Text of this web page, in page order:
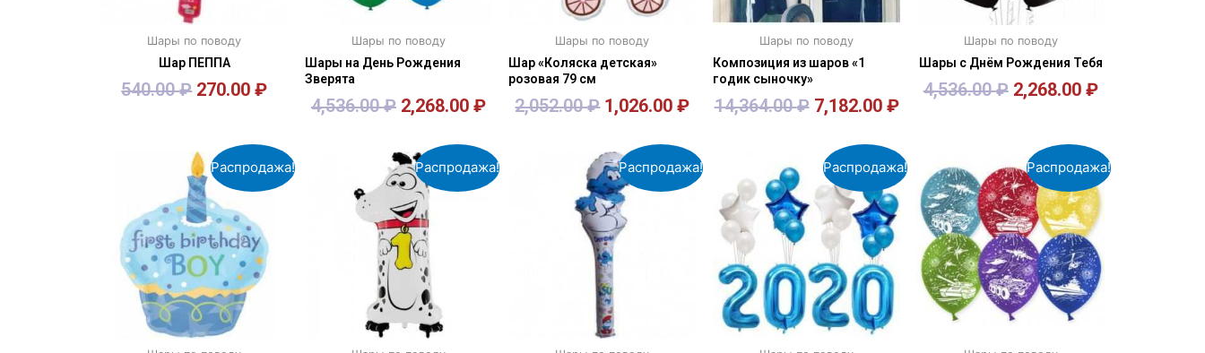
Шары по поводу
Шар ПЕППА
540.00₽ 270.00₽
Шары по поводу
Шары на День Рождения
Зверята
4,536.00₽ 2,268.00 ₽
Шары по поводу
Шар «Коляска детская»
розовая 79 см
2,052.00₽ 1,026.00₽
Шары по поводу
Композиция из шаров «1
годик сыночку»
14,364.00₽ 7,182.00 ₽
Шары по поводу
Шары с Днём Рождения Тебя
4,536.00₽ 2,268.00 ₽
Распродажа! Распродажа! Распродажа! Распродажа! Распродажа!